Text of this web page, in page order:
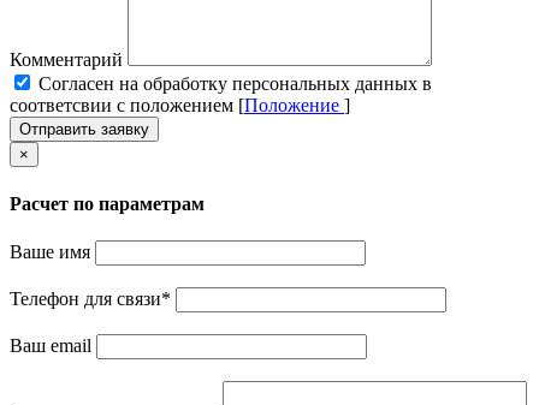
Комментарий
Cогласен на обработку персональных данных в
соответсвии с положением [Положение ]
Отправить заявку
×
Расчет по параметрам
Ваше имя
Телефон для связи*
Ваш email